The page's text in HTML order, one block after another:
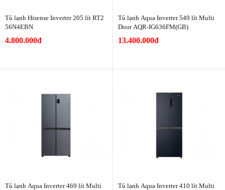
Tủ lạnh Hisense Inverter 205 lít RT2
56N4EBN
4.800.000đ
Tủ lạnh Aqua Inverter 549 lít Multi
Door AQR-IG636FM(GB)
13.400.000đ
Tủ lạnh Aqua Inverter 469 lít Multi
Tủ lạnh Aqua Inverter 410 lít Multi